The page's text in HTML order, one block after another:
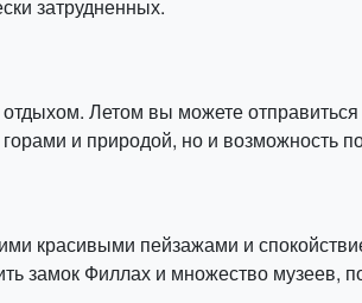
затрудненных.
Летом вы можете
и природой, но и возможность
красивыми пейзажами и
замок Филлах и множество музеев,